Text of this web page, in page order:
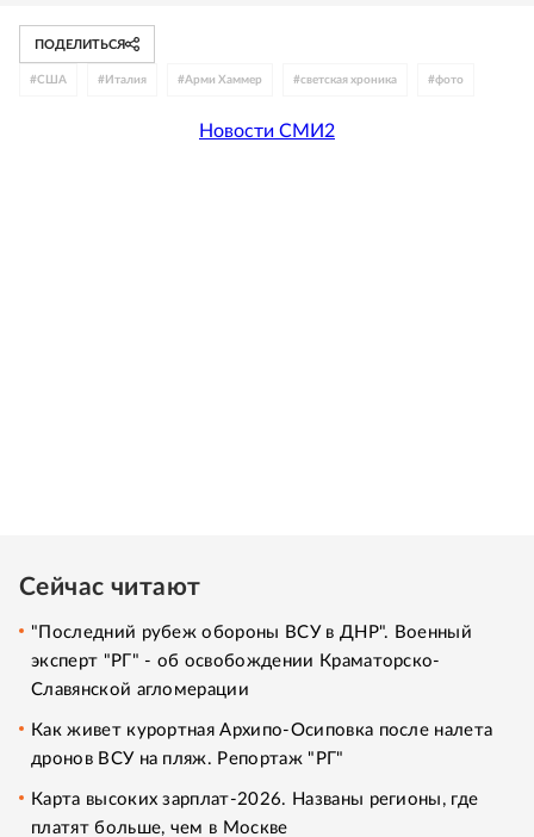
ПОДЕЛИТЬСЯ
#США # Италия #Арми Хаммер #светская хроника #фото
Новости СМИ2
Сейчас читают
"Последний рубеж обороны ВСУ в ДНР". Военный
эксперт "РГ" - об освобождении Краматорско-
Славянской агломерации
Как живет курортная Архипо-Осиповка после налета
дронов ВСУ на пляж. Репортаж "РГ"
Карта высоких зарплат-2026. Названы регионы, где
платят больше, чем в Москве